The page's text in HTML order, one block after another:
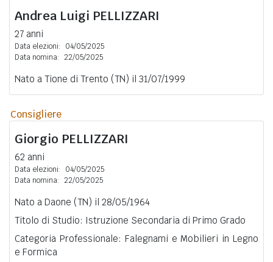
Andrea Luigi PELLIZZARI
27 anni
Data elezioni:
04/05/2025
Data nomina: 22/05/2025
Nato a Tione di Trento (TN) il 31/07/1999
Consigliere
Giorgio PELLIZZARI
62 anni
Data elezioni:
04/05/2025
Data nomina: 22/05/2025
Nato a Daone (TN) il 28/05/1964
Titolo di Studio: Istruzione Secondaria di Primo Grado
Categoria Professionale: Falegnami e Mobilieri in Legno
e Formica